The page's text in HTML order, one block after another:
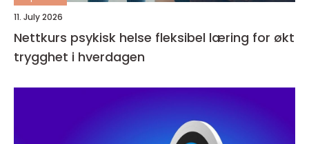
11. July 2026
Nettkurs psykisk helse fleksibel læring for økt
trygghet i hverdagen